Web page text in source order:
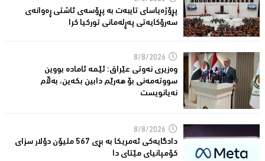
پڕۆژەیاسای تایبەت بە پڕۆسەی ئاشتی ڕەوانەی
سەرۆكایەتی پەڕلەمانی توركیا كرا
8/8/2026
وەزیری نەوتی عێراق: ئێمە ئامادە بووین
سووتەمەنی بۆ هەرێم دابین بكەین، بەڵام
نەیانویست
8/8/2026
دادگایەكی ئەمریكا بە بڕی 567 ملیۆن دۆلار سزای
كۆمپانیای مێتای دا